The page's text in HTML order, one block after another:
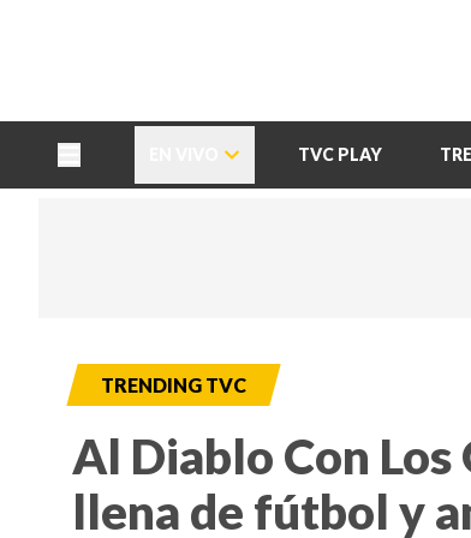
TVC PLAY
TRENDING TVC
Al Diablo Con
llena de fútbol y